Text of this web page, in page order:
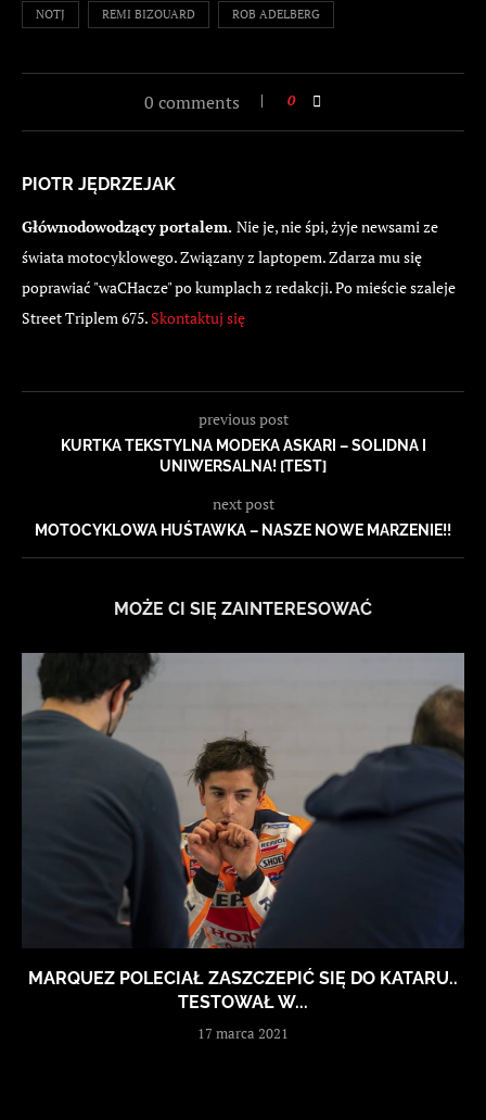
NOTJ REMI BIZOUARD ROB ADELBERG
0 comments 0
PIOTR JĘDRZEJAK
Głównodowodzący portalem. Nie je, nie śpi, żyje newsami ze
świata motocyklowego. Związany z laptopem. Zdarza mu się
poprawiać "waCHacze" po kumplach z redakcji. Po mieście szaleje
Street Triplem 675. Skontaktuj się
previous post
KURTKA TEKSTYLNA MODEKA ASKARI – SOLIDNA I
UNIWERSALNA! [TEST]
next post
MOTOCYKLOWA HUŚTAWKA – NASZE NOWE MARZENIE!!
MOŻE CI SIĘ ZAINTERESOWAĆ
MARQUEZ POLECIAŁ ZASZCZEPIĆ SIĘ DO KATARU..
TESTOWAŁ W...
17 marca 2021